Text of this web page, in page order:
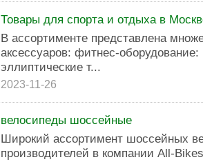
Товары для спорта и отдыха в
В ассортименте представлена
аксессуаров: фитнес-
эллиптические т...
2023-11-26
велосипеды шоссейные
Широкий ассортимент шоссейных
производителей в компании All-